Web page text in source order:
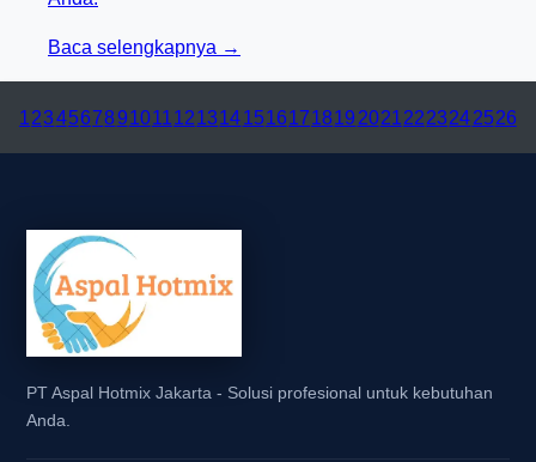
Baca selengkapnya →
12345678910111213141516171819 20212223242526
PT Aspal Hotmix Jakarta - Solusi profesional untuk kebutuhan
Anda.